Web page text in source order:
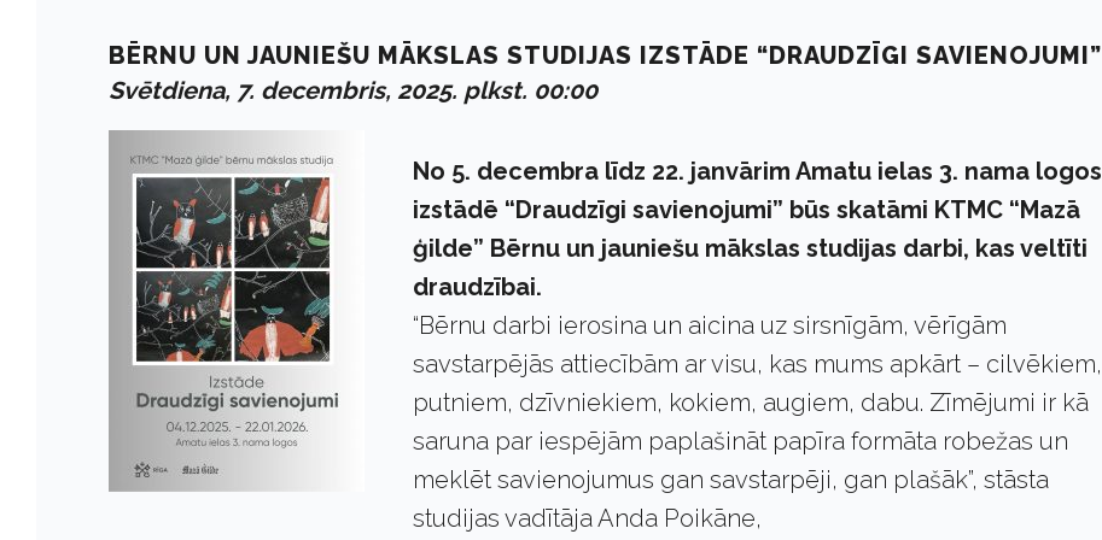
BĒRNU UN JAUNIEŠU MĀKSLAS STUDIJAS IZSTĀDE “DRAUDZĪGI SAVIENOJUMI”
Svētdiena, 7. decembris, 2025. plkst. 00:00
No 5. decembra līdz 22. janvārim Amatu ielas 3. nama logos
izstādē “Draudzīgi savienojumi” būs skatāmi KTMC “Mazā
ģilde” Bērnu un jauniešu mākslas studijas darbi, kas veltīti
draudzībai.
“Bērnu darbi ierosina un aicina uz sirsnīgām, vērīgām
savstarpējās attiecībām ar visu, kas mums apkārt – cilvēkiem,
putniem, dzīvniekiem, kokiem, augiem, dabu. Zīmējumi ir kā
saruna par iespējām paplašināt papīra formāta robežas un
meklēt savienojumus gan savstarpēji, gan plašāk”, stāsta
studijas vadītāja Anda Poikāne,